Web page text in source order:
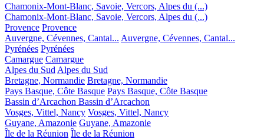
Chamonix-Mont-Blanc, Savoie, Vercors, Alpes du (...)
Chamonix-Mont-Blanc, Savoie, Vercors, Alpes du (...)
Provence Provence
Auvergne, Cévennes, Cantal... Auvergne, Cévennes, Cantal...
Pyrénées Pyrénées
Camargue Camargue
Alpes du Sud Alpes du Sud
Bretagne, Normandie Bretagne, Normandie
Pays Basque, Côte Basque Pays Basque, Côte Basque
Bassin d’Arcachon Bassin d’Arcachon
Vosges, Vittel, Nancy Vosges, Vittel, Nancy
Guyane, Amazonie Guyane, Amazonie
Île de la Réunion Île de la Réunion